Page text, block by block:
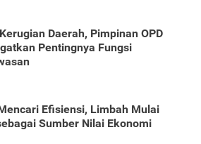
Daerah, Pimpinan OPD
Pentingnya Fungsi
Efisiensi, Limbah Mulai
Sumber Nilai Ekonomi